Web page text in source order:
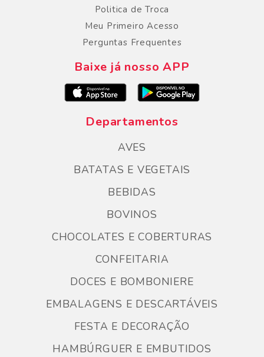
Politica de Troca
Meu Primeiro Acesso
Perguntas Frequentes
Baixe já nosso APP
Departamentos
AVES
BATATAS E VEGETAIS
BEBIDAS
BOVINOS
CHOCOLATES E COBERTURAS
CONFEITARIA
DOCES E BOMBONIERE
EMBALAGENS E DESCARTÁVEIS
FESTA E DECORAÇÃO
HAMBÚRGUER E EMBUTIDOS